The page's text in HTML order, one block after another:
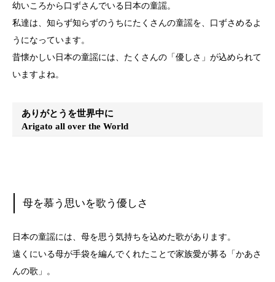
幼いころから口ずさんでいる日本の童謡。
私達は、知らず知らずのうちにたくさんの童謡を、口ずさめるよ
うになっています。
昔懐かしい日本の童謡には、たくさんの「優しさ」が込められて
いますよね。
ありがとうを世界中に
Arigato all over the World
母を慕う思いを歌う優しさ
日本の童謡には、母を思う気持ちを込めた歌があります。
遠くにいる母が手袋を編んでくれたことで家族愛が募る「かあさ
んの歌」。